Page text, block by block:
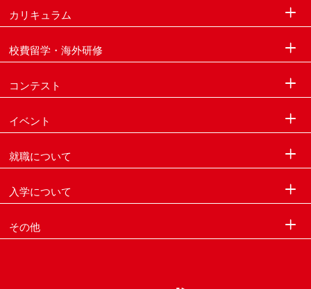
カリキュラム
校費留学・海外研修
コンテスト
イベント
就職について
入学について
その他